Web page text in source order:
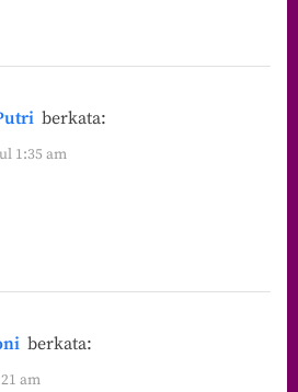
berkata:
1:35 am
berkata:
am